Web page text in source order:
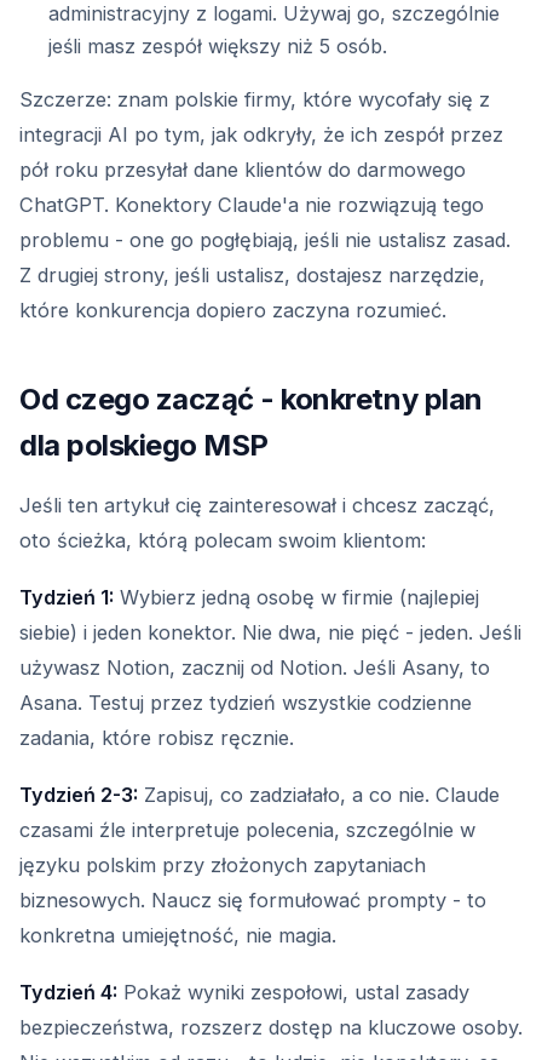
administracyjny z logami. Używaj go, szczególnie
jeśli masz zespół większy niż 5 osób.
Szczerze: znam polskie firmy, które wycofały się z
integracji AI po tym, jak odkryły, że ich zespół przez
pół roku przesyłał dane klientów do darmowego
ChatGPT. Konektory Claude'a nie rozwiązują tego
problemu - one go pogłębiają, jeśli nie ustalisz zasad.
Z drugiej strony, jeśli ustalisz, dostajesz narzędzie,
które konkurencja dopiero zaczyna rozumieć.
Od czego zacząć - konkretny plan
dla polskiego MSP
Jeśli ten artykuł cię zainteresował i chcesz zacząć,
oto ścieżka, którą polecam swoim klientom:
Tydzień 1: Wybierz jedną osobę w firmie (najlepiej
siebie) i jeden konektor. Nie dwa, nie pięć - jeden. Jeśli
używasz Notion, zacznij od Notion. Jeśli Asany, to
Asana. Testuj przez tydzień wszystkie codzienne
zadania, które robisz ręcznie.
Tydzień 2-3: Zapisuj, co zadziałało, a co nie. Claude
czasami źle interpretuje polecenia, szczególnie w
języku polskim przy złożonych zapytaniach
biznesowych. Naucz się formułować prompty - to
konkretna umiejętność, nie magia.
Tydzień 4: Pokaż wyniki zespołowi, ustal zasady
bezpieczeństwa, rozszerz dostęp na kluczowe osoby.